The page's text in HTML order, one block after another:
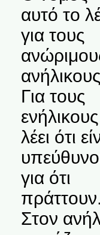
αυτό το
για τους
Για τους
ενήλικους
λέει ότι
για ότι
πράττουν.
Στον